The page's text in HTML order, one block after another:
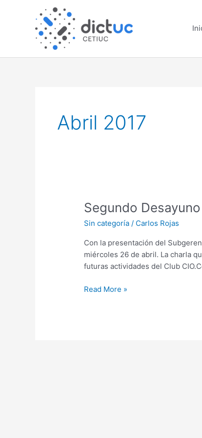
Abril 2017
Segundo
Sin categoría / Carlos Rojas
Con la presentación del
miércoles 26 de abril. La charla
futuras actividades del Club
Segundo
Desayuno
Club
CIO:
Abril
2017
Read More »